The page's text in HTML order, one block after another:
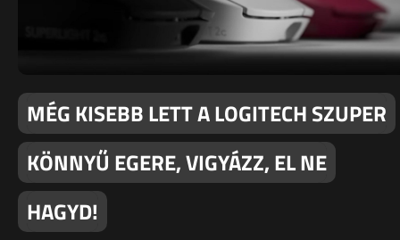
MÉG KISEBB LETT A LOGITECH SZUPER
KÖNNYŰ EGERE, VIGYÁZZ, EL NE
HAGYD!